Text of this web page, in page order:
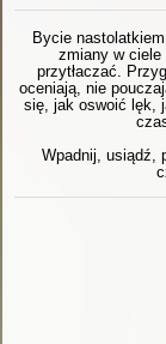
Bycie
zmiany w ciele
przytłaczać.
oceniają, nie
się, jak oswoić lęk,
Wpadnij, usiądź,